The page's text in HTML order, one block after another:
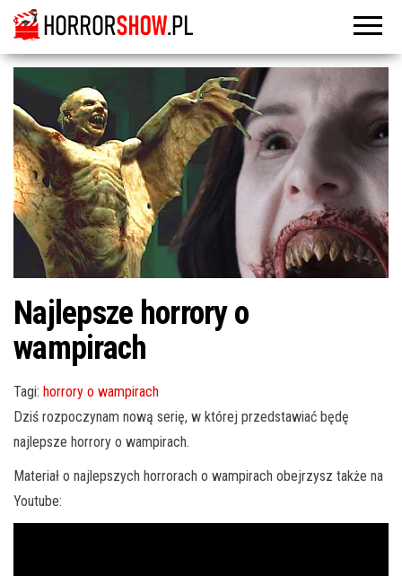
Najlepsze horrory o
wampirach
Tagi: horrory o wampirach
Dziś rozpoczynam nową serię, w której przedstawiać będę
najlepsze horrory o wampirach.
Materiał o najlepszych horrorach o wampirach obejrzysz także na
Youtube: